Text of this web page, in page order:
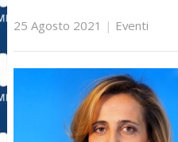
25 Agosto 2021 | Eventi